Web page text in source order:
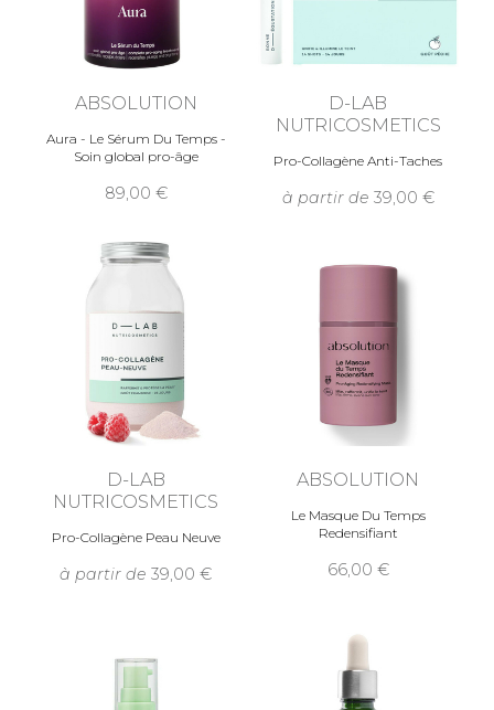
ABSOLUTION
Aura - Le Sérum Du Temps -
Soin global pro-âge
89,00
D-LAB
NUTRICOSMETICS
Pro-Collagène Anti-Taches
à partir de 39,00
D-LAB
NUTRICOSMETICS
Pro-Collagène Peau Neuve
à partir de 39,00
ABSOLUTION
Le Masque Du Temps
Redensifiant
66,00